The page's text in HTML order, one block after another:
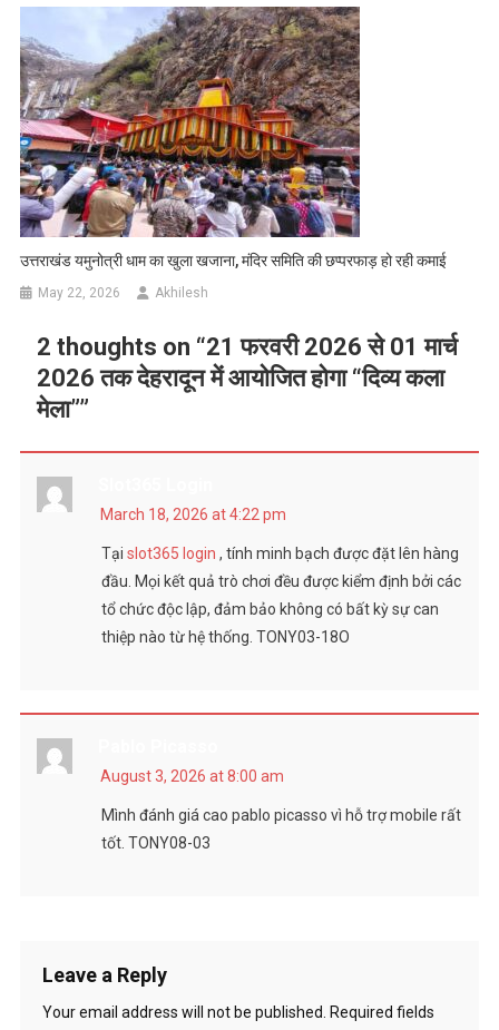
उत्तराखंड यमुनोत्री धाम का खुला खजाना, मंदिर समिति की छप्परफाड़ हो रही कमाई
May 22, 2026 Akhilesh
2 thoughts on “21 फरवरी 2026 से 01 मार्च
2026 तक देहरादून में आयोजित होगा “दिव्य कला
मेला””
March 18, 2026 at 4:22 pm
Tại slot365 login , tính minh bạch được đặt lên hàng
đầu. Mọi kết quả trò chơi đều được kiểm định bởi các
tổ chức độc lập, đảm bảo không có bất kỳ sự can
thiệp nào từ hệ thống. TONY03-18O
August 3, 2026 at 8:00 am
Mình đánh giá cao pablo picasso vì hỗ trợ mobile rất
tốt. TONY08-03
Leave a Reply
Your email address will not be published. Required fields